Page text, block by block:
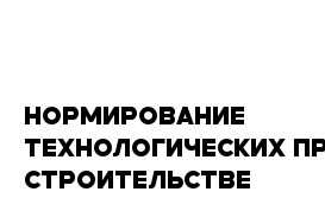
НОРМИРОВАНИЕ
ТЕХНОЛОГИЧЕСКИХ
СТРОИТЕЛЬСТВЕ